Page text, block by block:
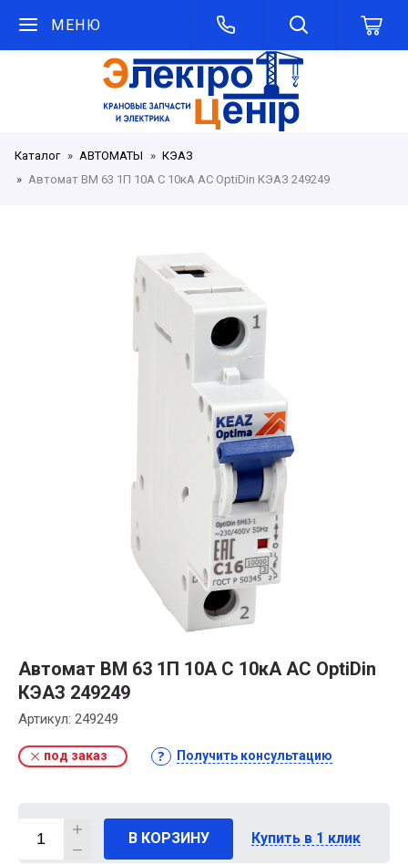
МЕНЮ
Каталог АВТОМАТЫ
КЭАЗ
Автомат BM 63 1П 10А C 10кА AC OptiDin КЭАЗ 249249
Автомат BM 63 1П 10А C 10кА AC OptiDin
КЭАЗ 249249
Артикул: 249249
под заказ Получить консультацию
В КОРЗИНУ Купить в 1 клик